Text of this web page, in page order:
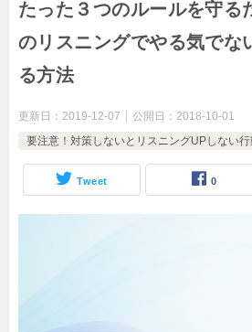
たった３つのルールを守る
のリスニングでやる気で
る方法
更新日： 2019-12-07 公開日： 2018-10-01
要注意！対策しないとリスニングUPしない
Tweet 0